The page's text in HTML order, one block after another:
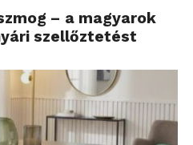
– a magyarok
szellőztetést